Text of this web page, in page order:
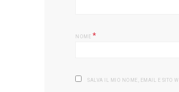
NOME *
SALVA IL MIO NOME, EMAIL E SITO